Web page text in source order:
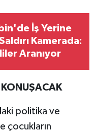
İş Yerine
Kamerada:
Aranıyor
KONUŞACAK
politika ve
çocukların